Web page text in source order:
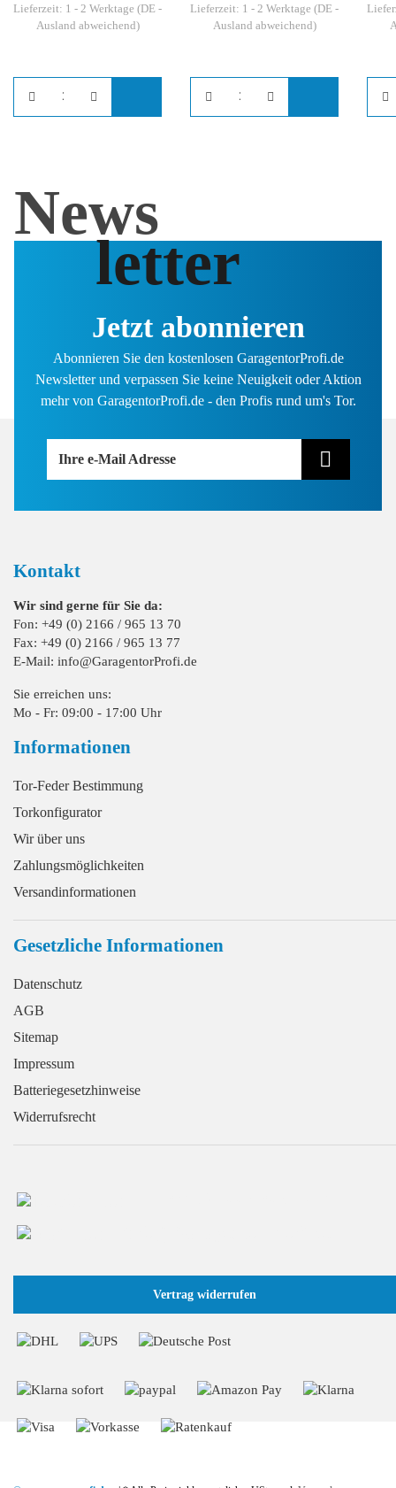
Lieferzeit: 1 - 2 Werktage (DE -
Ausland abweichend)
Lieferzeit: 1 - 2 Werktage (DE -
Ausland abweichend)
News
letter
Jetzt abonnieren
Abonnieren Sie den kostenlosen GaragentorProfi.de
Newsletter und verpassen Sie keine Neuigkeit oder Aktion
mehr von GaragentorProfi.de - den Profis rund um's Tor.
Ihre e-Mail Adresse
Kontakt
Wir sind gerne für Sie da:
Fon: +49 (0) 2166 / 965 13 70
Fax: +49 (0) 2166 / 965 13 77
E-Mail: info@GaragentorProfi.de
Sie erreichen uns:
Mo - Fr: 09:00 - 17:00 Uhr
Informationen
Tor-Feder Bestimmung
Torkonfigurator
Wir über uns
Zahlungsmöglichkeiten
Versandinformationen
Gesetzliche Informationen
Datenschutz
AGB
Sitemap
Impressum
Batteriegesetzhinweise
Widerrufsrecht
Vertrag widerrufen